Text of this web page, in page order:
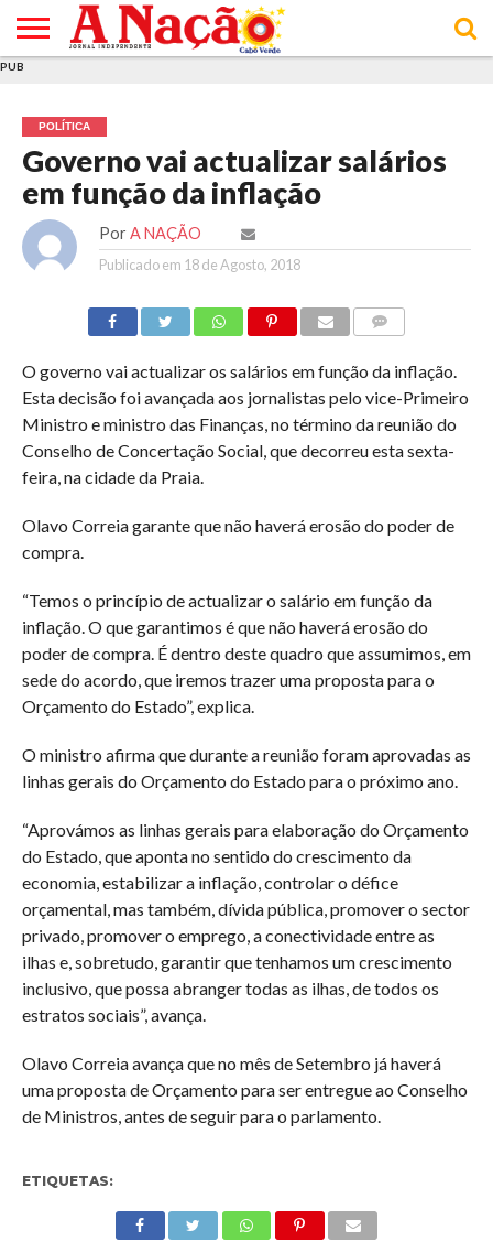
E DE
COOKIES
DE
UTILIZAÇÃO
PUB
POLÍTICA
Governo vai actualizar salários
em função da inflação
Por A NAÇÃO
Publicado em 18 de Agosto, 2018
O governo vai actualizar os salários em função da inflação.
Esta decisão foi avançada aos jornalistas pelo vice-Primeiro
Ministro e ministro das Finanças, no término da reunião do
Conselho de Concertação Social, que decorreu esta sexta-
feira, na cidade da Praia.
Olavo Correia garante que não haverá erosão do poder de
compra.
“Temos o princípio de actualizar o salário em função da
inflação. O que garantimos é que não haverá erosão do
poder de compra. É dentro deste quadro que assumimos, em
sede do acordo, que iremos trazer uma proposta para o
Orçamento do Estado”, explica.
O ministro afirma que durante a reunião foram aprovadas as
linhas gerais do Orçamento do Estado para o próximo ano.
“Aprovámos as linhas gerais para elaboração do Orçamento
do Estado, que aponta no sentido do crescimento da
economia, estabilizar a inflação, controlar o défice
orçamental, mas também, dívida pública, promover o sector
privado, promover o emprego, a conectividade entre as
ilhas e, sobretudo, garantir que tenhamos um crescimento
inclusivo, que possa abranger todas as ilhas, de todos os
estratos sociais”, avança.
Olavo Correia avança que no mês de Setembro já haverá
uma proposta de Orçamento para ser entregue ao Conselho
de Ministros, antes de seguir para o parlamento.
ETIQUETAS: